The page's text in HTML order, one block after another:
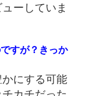
ーしていま
すが？きっか
にする可能